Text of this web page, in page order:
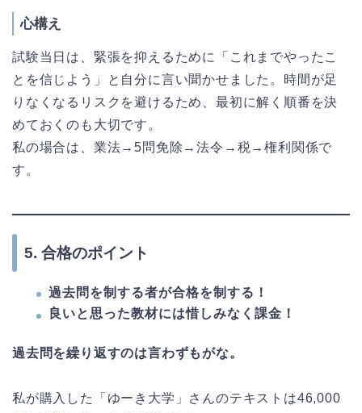
心構え
試験当日は、緊張を抑えるために「これまでやったこ
とを信じよう」と自分に言い聞かせました。時間が足
りなくなるリスクを避けるため、最初に解く順番を決
めておくのも大切です。
私の場合は、業法→5問免除→法令→税→権利関係で
す。
5. 合格のポイント
過去問を制する者が合格を制する！
良いと思った教材には惜しみなく課金！
過去問を繰り返すのは言わずもがな。
私が購入した「ゆーき大学」さんのテキストは46,000